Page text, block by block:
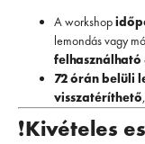
A workshop
lemondás vagy
felhasználható
72 órán belüli
visszatéríthető
❗Kivételes